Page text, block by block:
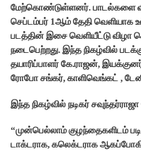
மேற்கொண்டுள்ளனர். பாடல்களை
செப்டம்பர் 1ஆம் தேதி வெளியாக
படத்தின் இசை வெளியீட்டு விழா
நடைபெற்றது. இந்த நிகழ்வில்
தயாரிப்பாளர் கே.ராஜன்,
ரோபோ சங்கர், காளிவெங்கட் ,
இந்த நிகழ்வில் நடிகர் சவுந்தர்ராஜா
“முன்பெல்லாம் குழந்தைகளிடம்
டாக்டராக, கலெக்டராக